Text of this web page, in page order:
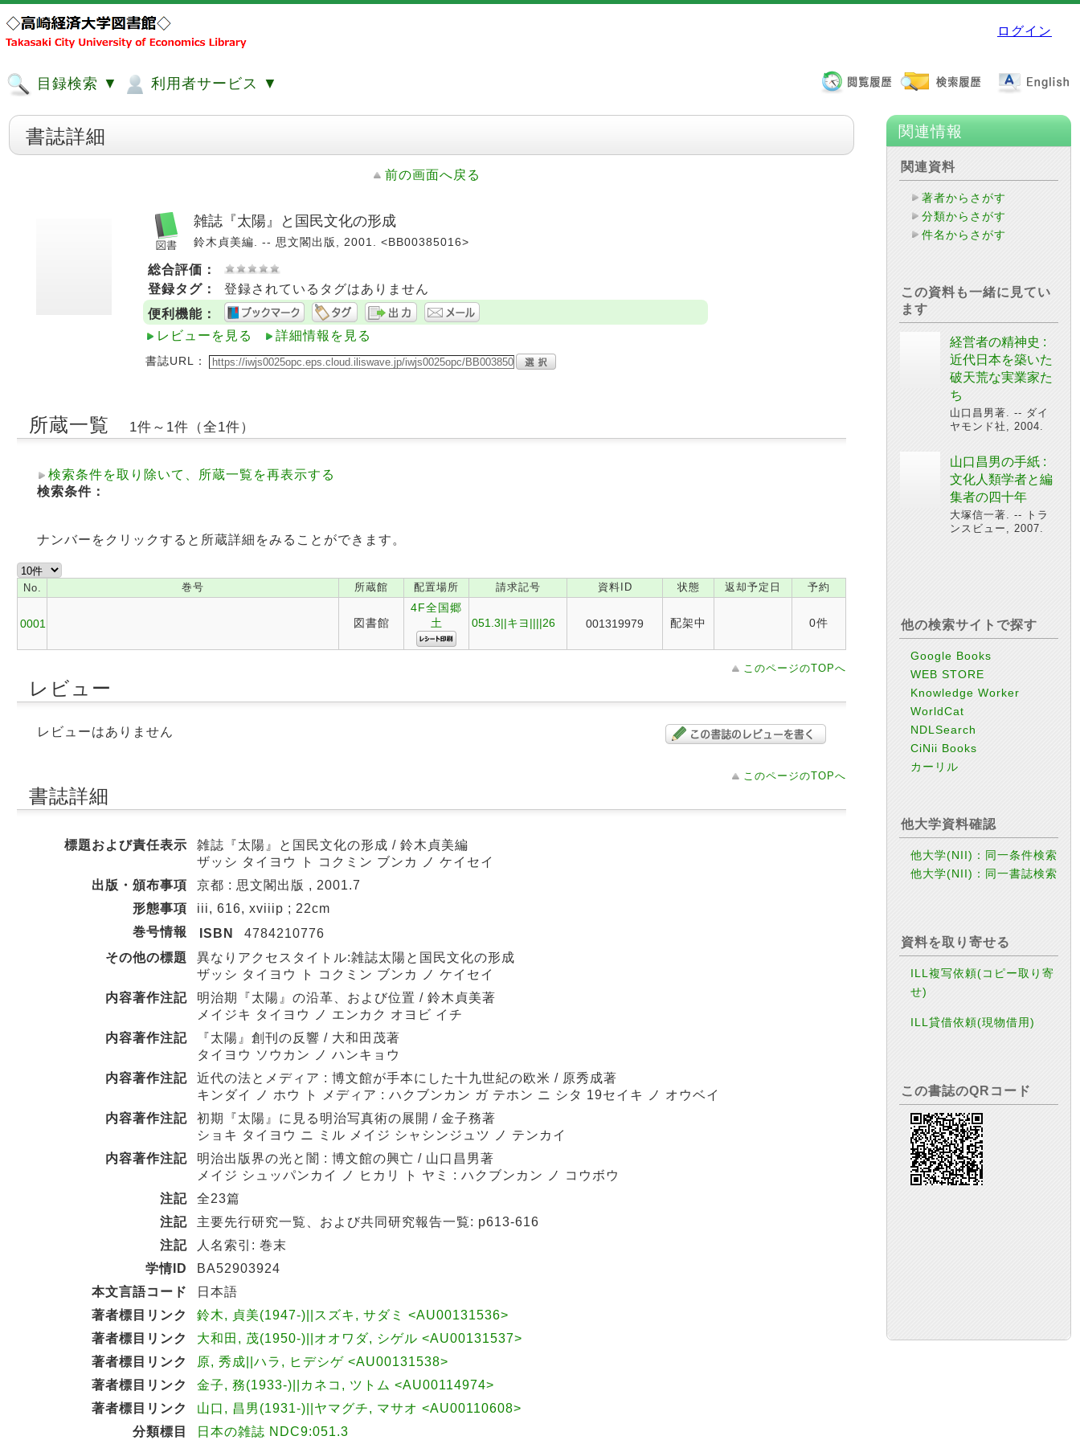
ログイン
目録検索 ▼ 利用者サービス ▼
書誌詳細
前の画面へ戻る
雑誌『太陽』と国民文化の形成
鈴木貞美編. -- 思文閣出版, 2001. <BB00385016>
総合評価：
登録タグ：
登録されているタグはありません
便利機能：
レビューを見る
詳細情報を見る
書誌URL：
所蔵一覧 1件～1件（全1件）
検索条件を取り除いて、所蔵一覧を再表示する
検索条件：
ナンバーをクリックすると所蔵詳細をみることができます。
No. 巻号 所蔵館 配置場所 請求記号 資料ID 状態 返却予定日 予約
0001 図書館
4F全国郷
土
051.3||キヨ||||26 001319979 配架中 0件
このページのTOPへ
レビュー
レビューはありません
このページのTOPへ
書誌詳細
標題および責任表示
雑誌『太陽』と国民文化の形成 / 鈴木貞美編
ザッシ タイヨウ ト コクミン ブンカ ノ ケイセイ
出版・頒布事項
京都 : 思文閣出版 , 2001.7
形態事項
iii, 616, xviiip ; 22cm
巻号情報
ISBN
4784210776
その他の標題
異なりアクセスタイトル:雑誌太陽と国民文化の形成
ザッシ タイヨウ ト コクミン ブンカ ノ ケイセイ
内容著作注記
明治期『太陽』の沿革、および位置 / 鈴木貞美著
メイジキ タイヨウ ノ エンカク オヨビ イチ
内容著作注記
『太陽』創刊の反響 / 大和田茂著
タイヨウ ソウカン ノ ハンキョウ
内容著作注記
近代の法とメディア : 博文館が手本にした十九世紀の欧米 / 原秀成著
キンダイ ノ ホウ ト メディア : ハクブンカン ガ テホン ニ シタ 19セイキ ノ オウベイ
内容著作注記
初期『太陽』に見る明治写真術の展開 / 金子務著
ショキ タイヨウ ニ ミル メイジ シャシンジュツ ノ テンカイ
内容著作注記
明治出版界の光と闇 : 博文館の興亡 / 山口昌男著
メイジ シュッパンカイ ノ ヒカリ ト ヤミ : ハクブンカン ノ コウボウ
注記
全23篇
注記
主要先行研究一覧、および共同研究報告一覧: p613-616
注記
人名索引: 巻末
学情ID
BA52903924
本文言語コード
日本語
著者標目リンク
鈴木, 貞美(1947-)||スズキ, サダミ <AU00131536>
著者標目リンク
大和田, 茂(1950-)||オオワダ, シゲル <AU00131537>
著者標目リンク
原, 秀成||ハラ, ヒデシゲ <AU00131538>
著者標目リンク
金子, 務(1933-)||カネコ, ツトム <AU00114974>
著者標目リンク
山口, 昌男(1931-)||ヤマグチ, マサオ <AU00110608>
分類標目
日本の雑誌 NDC9:051.3
関連情報
関連資料
著者からさがす
分類からさがす
件名からさがす
この資料も一緒に見てい
ます
経営者の精神史 :
近代日本を築いた
破天荒な実業家た
ち
山口昌男著. -- ダイ
ヤモンド社, 2004.
山口昌男の手紙 :
文化人類学者と編
集者の四十年
大塚信一著. -- トラ
ンスビュー, 2007.
他の検索サイトで探す
Google Books
WEB STORE
Knowledge Worker
WorldCat
NDLSearch
CiNii Books
カーリル
他大学資料確認
他大学(NII)：同一条件検索
他大学(NII)：同一書誌検索
資料を取り寄せる
ILL複写依頼(コピー取り寄
せ)
ILL貸借依頼(現物借用)
この書誌のQRコード